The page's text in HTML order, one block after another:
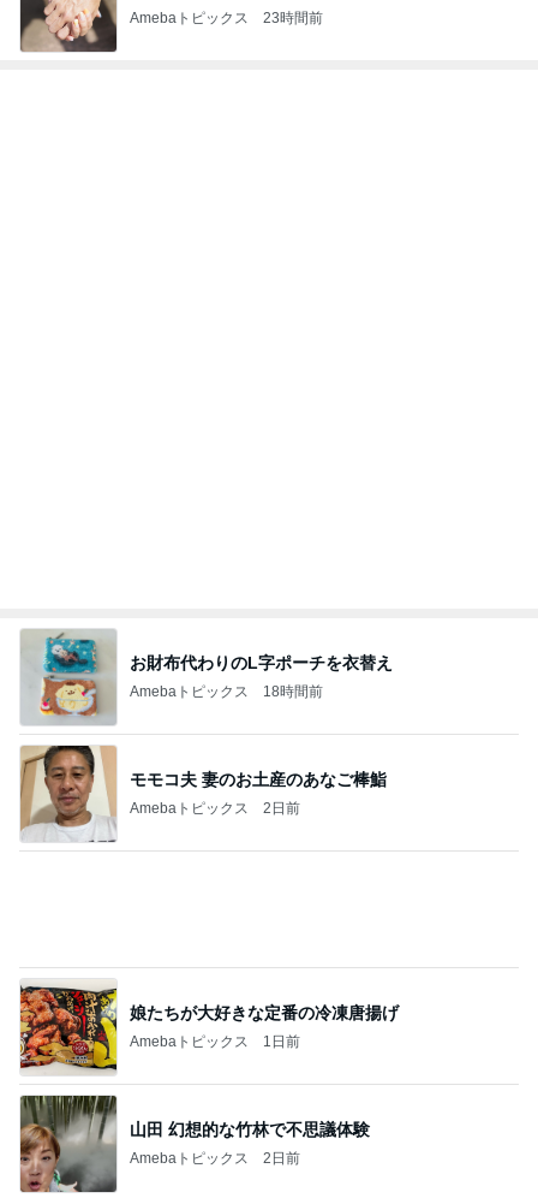
Amebaトピックス 23時間前
お財布代わりのL字ポーチを衣替え
Amebaトピックス 18時間前
モモコ夫 妻のお土産のあなご棒鮨
Amebaトピックス 2日前
山田 幻想的な竹林で不思議体験
Amebaトピックス 2日前